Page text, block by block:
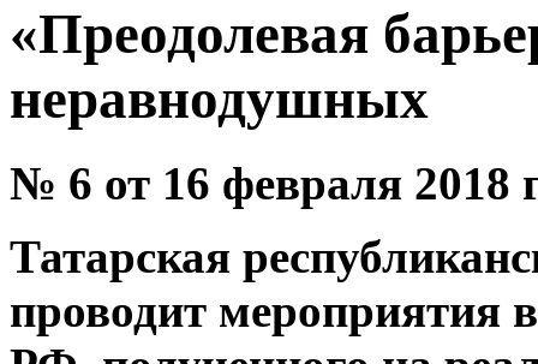
«Преодолевая
неравнодушных
№ 6 от 16 февраля 2018
Татарская
проводит мероприятия